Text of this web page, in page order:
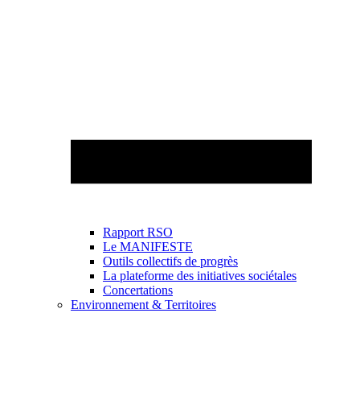
Rapport RSO
Le MANIFESTE
Outils collectifs de progrès
La plateforme des initiatives sociétales
Concertations
Environnement & Territoires